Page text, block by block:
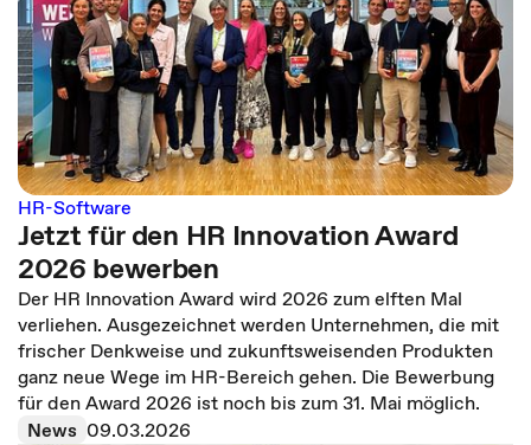
HR-Software
Jetzt für den HR Innovation Award
2026 bewerben
Der HR Innovation Award wird 2026 zum elften Mal
verliehen. Ausgezeichnet werden Unternehmen, die mit
frischer Denkweise und zukunftsweisenden Produkten
ganz neue Wege im HR-Bereich gehen. Die Bewerbung
für den Award 2026 ist noch bis zum 31. Mai möglich.
News 09.03.2026